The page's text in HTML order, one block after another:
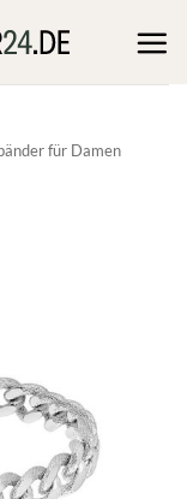
für Damen